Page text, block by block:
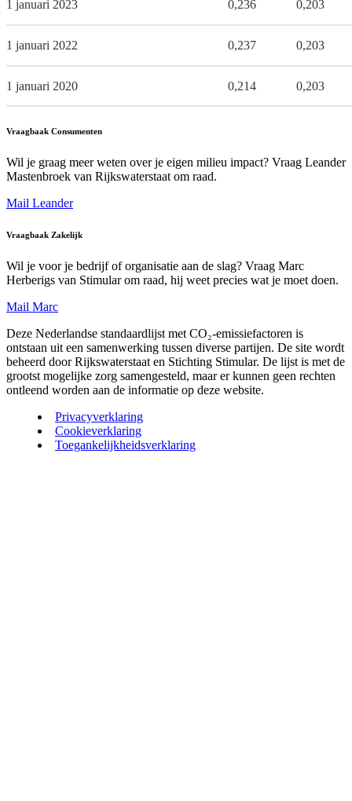
1 januari 2023 0,236 0,203
1 januari 2022 0,237 0,203
1 januari 2020 0,214 0,203
Vraagbaak Consumenten
Wil je graag meer weten over je eigen milieu impact? Vraag Leander
Mastenbroek van Rijkswaterstaat om raad.
Mail Leander
Vraagbaak Zakelijk
Wil je voor je bedrijf of organisatie aan de slag? Vraag Marc
Herberigs van Stimular om raad, hij weet precies wat je moet doen.
Mail Marc
Deze Nederlandse standaardlijst met CO₂-emissiefactoren is
ontstaan uit een samenwerking tussen diverse partijen. De site wordt
beheerd door Rijkswaterstaat en Stichting Stimular. De lijst is met de
grootst mogelijke zorg samengesteld, maar er kunnen geen rechten
ontleend worden aan de informatie op deze website.
Privacyverklaring
Cookieverklaring
Toegankelijkheidsverklaring